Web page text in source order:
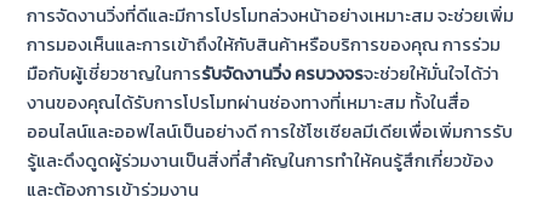
การจัดงานวิ่งที่ดีและมีการโปรโมทล่วงหน้าอย่างเหมาะสม จะช่วยเพิ่ม
การมองเห็นและการเข้าถึงให้กับสินค้าหรือบริการของคุณ การร่วม
มือกับผู้เชี่ยวชาญในการรับจัดงานวิ่ง ครบวงจรจะช่วยให้มั่นใจได้ว่า
งานของคุณได้รับการโปรโมทผ่านช่องทางที่เหมาะสม ทั้งในสื่อ
ออนไลน์และออฟไลน์เป็นอย่างดี การใช้โซเชียลมีเดียเพื่อเพิ่มการรับ
รู้และดึงดูดผู้ร่วมงานเป็นสิ่งที่สำคัญในการทำให้คนรู้สึกเกี่ยวข้อง
และต้องการเข้าร่วมงาน